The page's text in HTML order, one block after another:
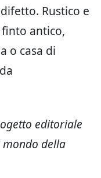
Rustico e
finto antico,
o casa di
editoriale
della